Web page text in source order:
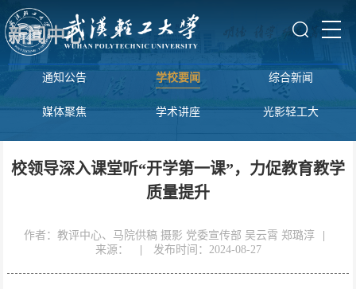
新闻中心
通知公告 学校要闻 综合新闻
媒体聚焦 学术讲座 光影轻工大
校领导深入课堂听“开学第一课”，力促教育教学
质量提升
作者：教评中心、马院供稿 摄影 党委宣传部 吴云霄 郑璐淳
来源：
发布时间：2024-08-27